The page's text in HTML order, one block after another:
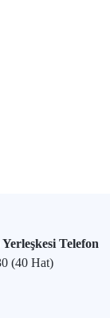
Telefon
(40 Hat)